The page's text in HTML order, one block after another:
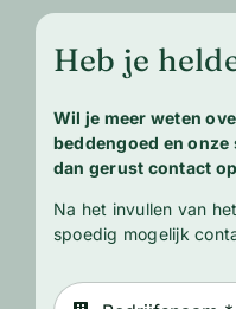
Heb je
Wil je meer weten
beddengoed en
dan gerust contact
Na het invullen van
spoedig mogelijk